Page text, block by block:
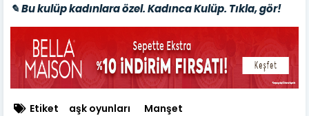
✎ Bu kulüp kadınlara özel. Kadınca Kulüp. Tıkla, gör!
Etiket aşk oyunları Manşet